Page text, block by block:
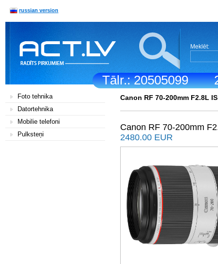
Tālr.: 20505099
russian version
Meklēt:
Foto tehnika
Datortehnika
Mobilie telefoni
Pulksteņi
Canon RF 70-200mm F2.8L
Canon RF 70-200mm
2480.00 EUR